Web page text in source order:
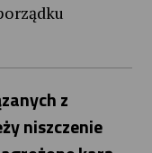
z
niszczenie